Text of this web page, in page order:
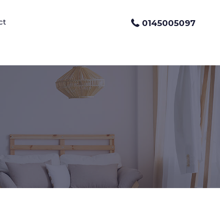
0145005097